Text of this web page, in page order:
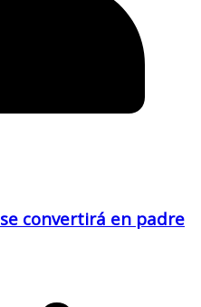
convertirá en padre